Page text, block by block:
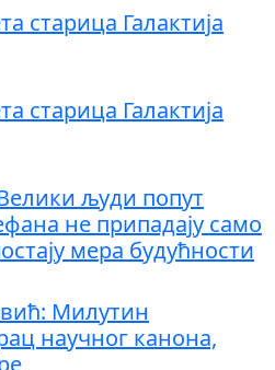
старица Галактија
старица Галактија
људи попут
не припадају само
мера будућности
Милутин
научног канона,